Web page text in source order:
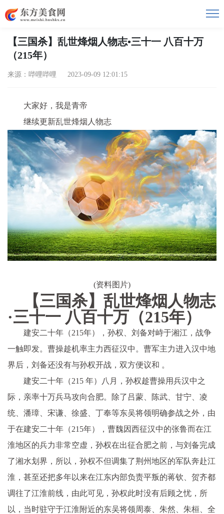
【三国杀】乱世烽烟人物志•三十一 八百十万
（215年）
来源：哔哩哔哩 2023-09-09 12:01:15
大家好，我是青帝
继续更新乱世烽烟人物志
(资料图片)
【三国杀】乱世烽烟人物志
·三十一 八百十万（215年）
建安二十年（215年），孙权、刘备对峙于湘江，战争
一触即发。曹操趁机率主力西征汉中。曹军主力进入汉中地
界后，刘备还没有与孙权开战，双方便议和 。
建安二十年（215 年）八月，孙权趁曹操用兵汉中之
际，亲率十万兵马攻向合肥。除了吕蒙、陈武、甘宁、凌
统、潘璋、宋谦、徐盛、丁奉等东吴将领明确参战之外，由
于在建安二十年（215年），曹魏因西征汉中的张鲁而在江
淮地区的兵力非常空虚，孙权在出征合肥之前，与刘备完成
了湘水划界，所以，孙权不但调集了荆州地区的军队奔赴江
淮，甚至还把多年以来在江东内部负责平叛的蒋钦、贺齐都
调往了江淮前线，由此可见，孙权此时没有后顾之忧，所
以，当时驻守于江淮附近的东吴将领周泰、朱然、朱桓、全